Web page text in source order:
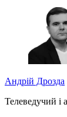
Андрій Дрозда
Телеведучий і